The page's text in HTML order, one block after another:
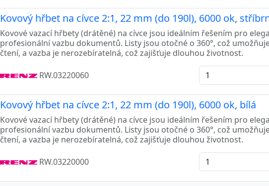
Kovový hřbet na cívce 2:1, 22 mm (do 190l), 6000 ok,
Kovové vazací hřbety (drátěné) na cívce jsou ideálním řešením pro
profesionální vazbu dokumentů. Listy jsou otočné o 360°, což
čtení, a vazba je nerozebíratelná, což zajišťuje dlouhou životnost.
RW.03220060
Kovový hřbet na cívce 2:1, 22 mm (do 190l), 6000 ok, bílá
Kovové vazací hřbety (drátěné) na cívce jsou ideálním řešením pro
profesionální vazbu dokumentů. Listy jsou otočné o 360°, což
čtení, a vazba je nerozebíratelná, což zajišťuje dlouhou životnost.
RW.03220000